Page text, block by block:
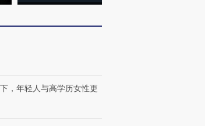
思的生活方式·第三对
住三大增长引擎是什么？
，年轻人与高学历女性更